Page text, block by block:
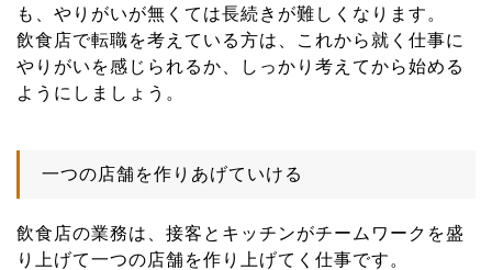
も、やりがいが無くては長続きが難しくなります。
飲食店で転職を考えている方は、これから就く仕事に
やりがいを感じられるか、しっかり考えてから始める
ようにしましょう。
一つの店舗を作りあげていける
飲食店の業務は、接客とキッチンがチームワークを盛
り上げて一つの店舗を作り上げてく仕事です。